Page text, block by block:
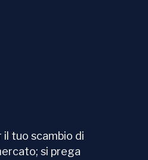
tuo scambio di
si prega